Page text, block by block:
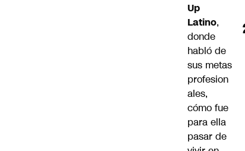
Up
Latino,
donde
habló de
sus metas
profesion
ales,
cómo fue
para ella
pasar de